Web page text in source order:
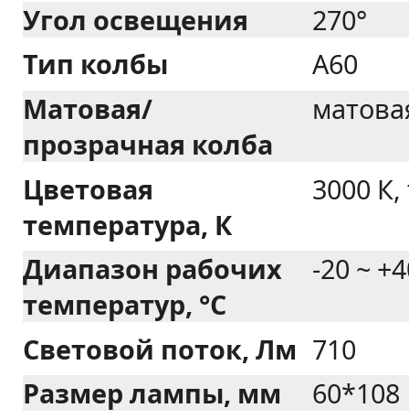
Угол освещения
270°
Тип колбы
А60
Матовая/
прозрачная колба
Цветовая
температура, К
3000
Диапазон рабочих
температур, °C
-20 ~
Световой поток, Лм 710
Размер лампы, мм
60*108